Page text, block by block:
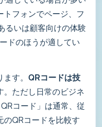
フォンでページ、フ
るいは顧客向けの体験
ドのほうが適してい
す。 QRコードは技
。ただし日常のビジネ
コード」は通常、従
QRコードを比較す